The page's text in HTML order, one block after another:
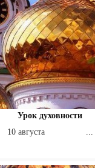
Урок духовности
10 августа ...